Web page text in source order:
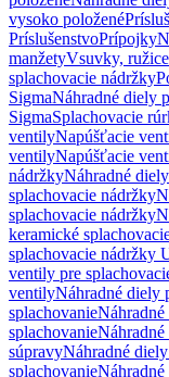
vysoko položené
PríslušenstvoPrípojky
manžetyVsuvky,
splachovacie nádržky
SigmaNáhradné diely
SigmaSplachovacie
ventilyNapúšťacie
ventilyNapúšťacie
nádržkyNáhradné
splachovacie nádržky
splachovacie nádržky
keramické
splachovacie nádržky
ventily pre
ventilyNáhradné diely
splachovanieNáhradné
splachovanie
súpravyNáhradné
splachovanie